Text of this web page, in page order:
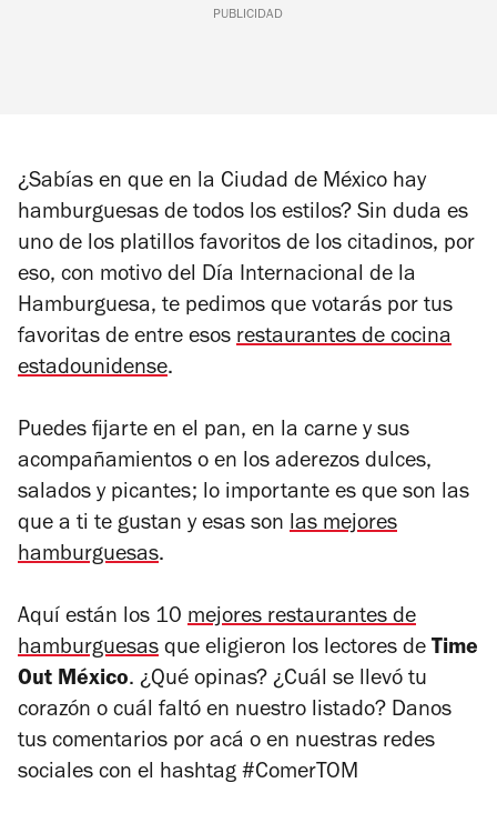
PUBLICIDAD
¿Sabías en que en la Ciudad de México hay
hamburguesas de todos los estilos? Sin duda es
uno de los platillos favoritos de los citadinos, por
eso, con motivo del Día Internacional de la
Hamburguesa, te pedimos que votarás por tus
favoritas de entre esos restaurantes de cocina
estadounidense.
Puedes fijarte en el pan, en la carne y sus
acompañamientos o en los aderezos dulces,
salados y picantes; lo importante es que son las
que a ti te gustan y esas son las mejores
hamburguesas.
Aquí están los 10 mejores restaurantes de
hamburguesas que eligieron los lectores de Time
Out México. ¿Qué opinas? ¿Cuál se llevó tu
corazón o cuál faltó en nuestro listado? Danos
tus comentarios por acá o en nuestras redes
sociales con el hashtag #ComerTOM